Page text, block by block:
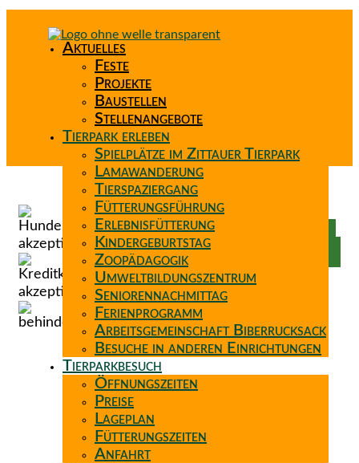
Aktuelles
Feste
Projekte
Baustellen
Stellenangebote
Tierpark erleben
Spielplätze im Zittauer Tierpark
Lamawanderung
Tierspaziergang
Fütterungsführung
Erlebnisfütterung
Kindergeburtstag
Zoopädagogik
Umweltbildungszentrum
Seniorennachmittag
Ferienprogramm
Arbeitsgemeinschaft Biberrucksack
Besuche in anderen Einrichtungen
Tierparkbesuch
Öffnungszeiten
Preise
Lageplan
Fütterungszeiten
Anfahrt